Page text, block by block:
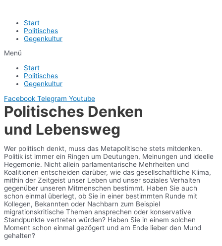
Start
Politisches
Gegenkultur
Menü
Start
Politisches
Gegenkultur
Facebook Telegram Youtube
Politisches Denken
und Lebensweg
Wer politisch denkt, muss das Metapolitische stets mitdenken.
Politik ist immer ein Ringen um Deutungen, Meinungen und ideelle
Hegemonie. Nicht allein parlamentarische Mehrheiten und
Koalitionen entscheiden darüber, wie das gesellschaftliche Klima,
mithin der Zeitgeist unser Leben und unser soziales Verhalten
gegenüber unseren Mitmenschen bestimmt. Haben Sie auch
schon einmal überlegt, ob Sie in einer bestimmten Runde mit
Kollegen, Bekannten oder Nachbarn zum Beispiel
migrationskritische Themen ansprechen oder konservative
Standpunkte vertreten würden? Haben Sie in einem solchen
Moment schon einmal gezögert und am Ende lieber den Mund
gehalten?